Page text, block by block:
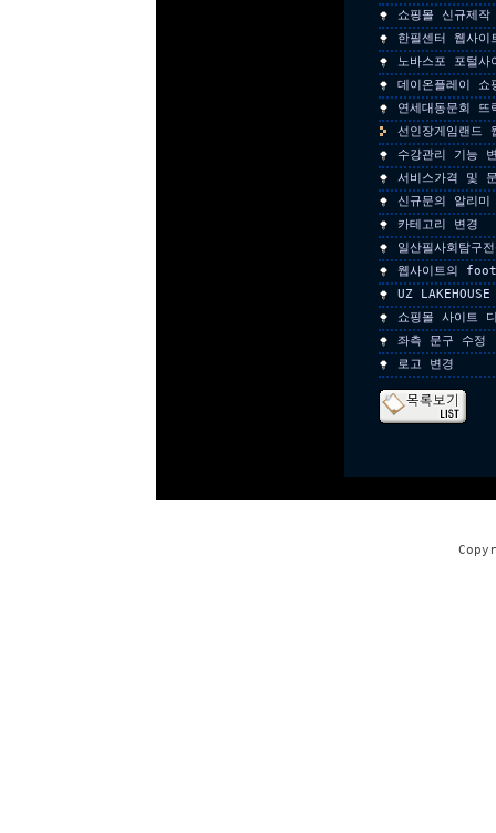
쇼핑몰 신규제작
한필센터 웹사이
노바스포 포털사
데이온플레이 쇼
연세대동문회
선인장게임랜드
수강관리 기능
서비스가격 및
신규문의 알리
카테고리 변경
일산필사회탐구
웹사이트의
UZ
쇼핑몰 사이트
좌측 문구 수정
로고 변경